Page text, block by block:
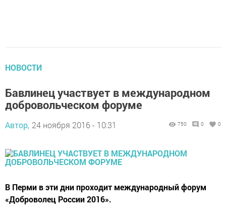
НОВОСТИ
Бавлинец участвует в международном
добровольческом форуме
Автор, 24 ноября 2016 - 10:31 750 0 0
В Перми в эти дни проходит международный форум
«Доброволец России 2016».